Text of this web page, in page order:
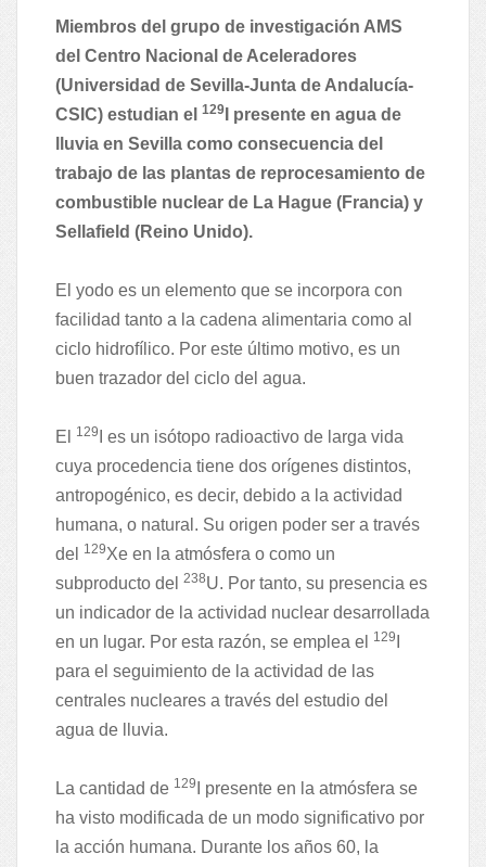
Miembros del grupo de investigación AMS
del Centro Nacional de Aceleradores
(Universidad de Sevilla-Junta de Andalucía-
CSIC) estudian el 129
I presente en agua de
lluvia en Sevilla como consecuencia del
trabajo de las plantas de reprocesamiento de
combustible nuclear de La Hague (Francia) y
Sellafield (Reino Unido).
El yodo es un elemento que se incorpora con
facilidad tanto a la cadena alimentaria como al
ciclo hidrofílico. Por este último motivo, es un
buen trazador del ciclo del agua.
El 129
I es un isótopo radioactivo de larga vida
cuya procedencia tiene dos orígenes distintos,
antropogénico, es decir, debido a la actividad
humana, o natural. Su origen poder ser a través
del
129Xe en la atmósfera o como un
subproducto del 238U. Por tanto, su presencia es
un indicador de la actividad nuclear desarrollada
en un lugar. Por esta razón, se emplea el
129
para el seguimiento de la actividad de las
centrales nucleares a través del estudio del
agua de lluvia.
La cantidad de 129
I presente en la atmósfera se
ha visto modificada de un modo significativo por
la acción humana. Durante los años 60, la